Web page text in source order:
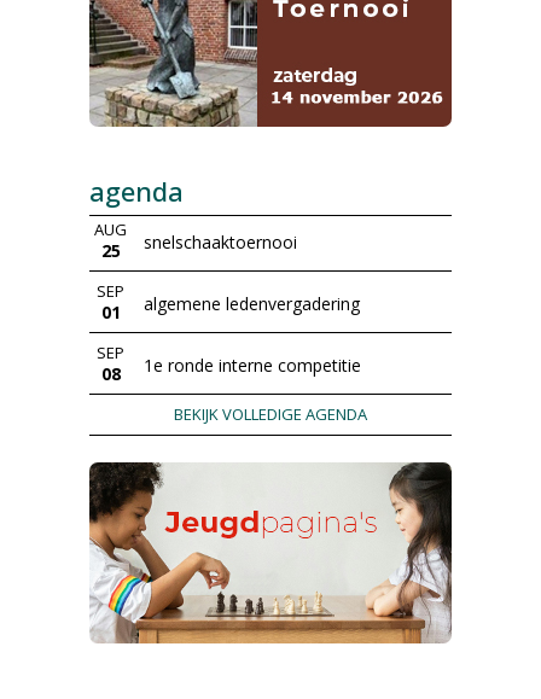
agenda
AUG
25 snelschaaktoernooi
SEP
01 algemene ledenvergadering
SEP
08 1e ronde interne competitie
BEKIJK VOLLEDIGE AGENDA